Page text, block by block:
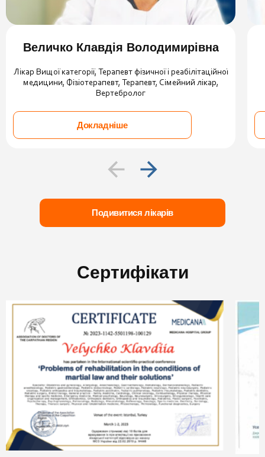
Величко Клавдія Володимирівна
Лікар Вищої категорії, Терапевт фізичної і реабілітаційної
медицини, Фізіотерапевт, Терапевт, Сімейний лікар,
Вертебролог
Докладніше
Подивитися лікарів
Сертифікати